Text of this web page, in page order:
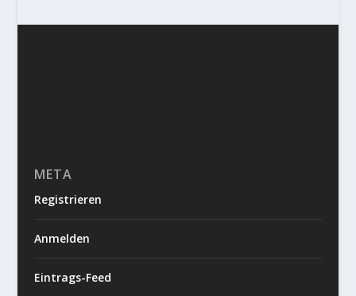
META
Registrieren
Anmelden
Eintrags-Feed